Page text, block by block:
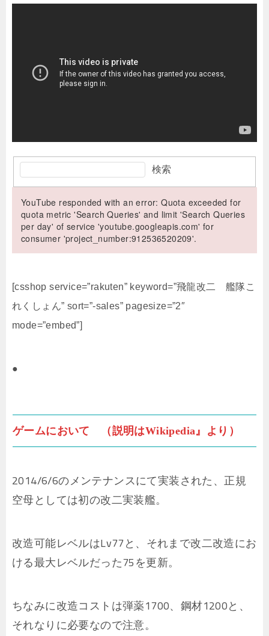
検索
YouTube responded with an error: Quota exceeded for
quota metric 'Search Queries' and limit 'Search Queries
per day' of service 'youtube.googleapis.com' for
consumer 'project_number:912536520209'.
[csshop service=”rakuten” keyword=”飛龍改二 艦隊こ
れくしょん” sort=”-sales” pagesize=”2″
mode=”embed”]
●
ゲームにおいて （説明はWikipedia』より）
2014/6/6のメンテナンスにて実装された、正規
空母としては初の改二実装艦。
改造可能レベルはLv77と、それまで改二改造にお
ける最大レベルだった75を更新。
ちなみに改造コストは弾薬1700、鋼材1200と、
それなりに必要なので注意。